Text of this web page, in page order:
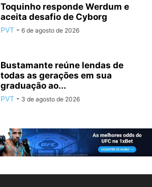
Toquinho responde Werdum e
aceita desafio de Cyborg
PVT - 6 de agosto de 2026
Bustamante reúne lendas de
todas as gerações em sua
graduação ao...
PVT - 3 de agosto de 2026